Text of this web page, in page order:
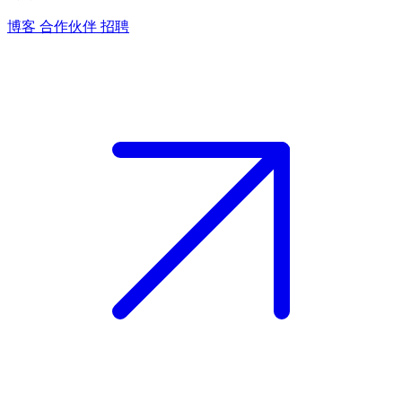
博客 合作伙伴 招聘